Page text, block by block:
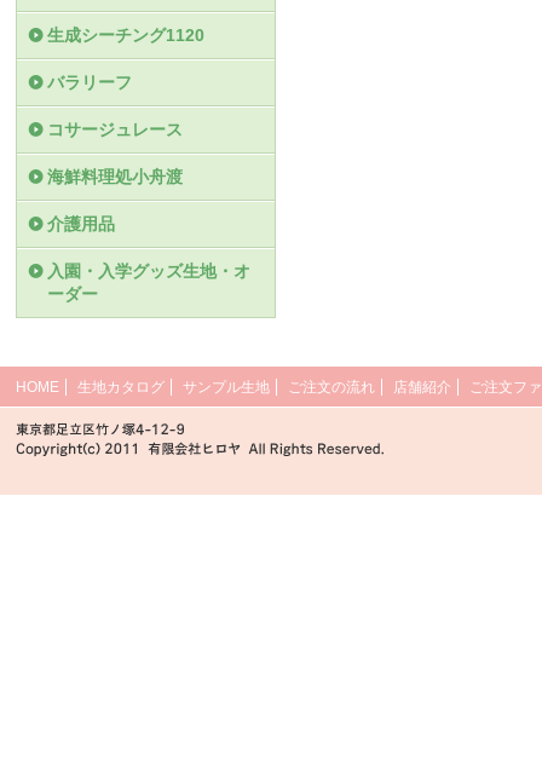
生成シーチング1120
バラリーフ
コサージュレース
海鮮料理処小舟渡
介護用品
入園・入学グッズ生地・オ
ーダー
HOME 生地カタログ サンプル生地 ご注文の流れ 店舗紹介 ご注文フ